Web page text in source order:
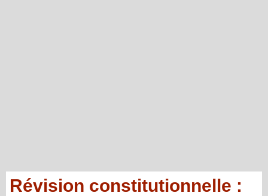
Révision constitutionnelle :